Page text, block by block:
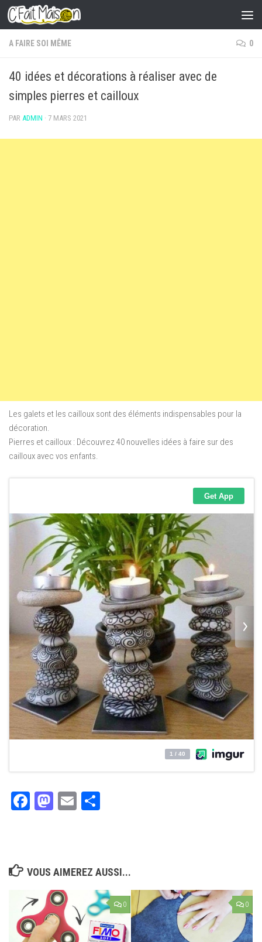
Skip to content
A FAIRE SOI MÊME 0
40 idées et décorations à réaliser avec de
simples pierres et cailloux
PAR ADMIN · 7 MARS 2021
Les galets et les cailloux sont des éléments indispensables pour la
décoration.
Pierres et cailloux : Découvrez 40 nouvelles idées à faire sur des
cailloux avec vos enfants.
Facebook
Mastodon
Email
VOUS AIMEREZ AUSSI...
0 0